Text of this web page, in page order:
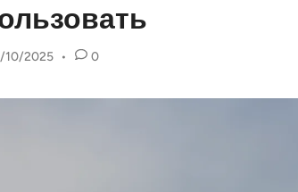
10/2025 • 0